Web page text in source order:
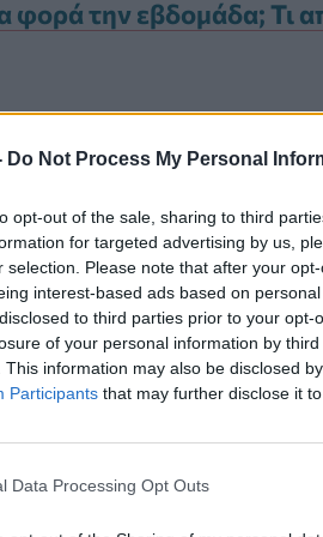
Do Not Process My Personal
opt-out of the sale, sharing to third
for targeted advertising by us,
selection. Please note that after your
interest-based ads based on
to third parties prior to your
of your personal information by
This information may also be disclosed
Participants that may further disclose it
Data Processing Opt Outs
φορά την εβδομάδα; Τι
των μαλλιών
ένακληρονομικό
οι επιστήμονες
με
μελανώματος έως
στρες.